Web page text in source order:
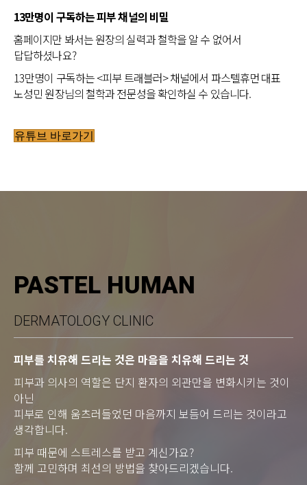
13만명이 구독하는 피부 채널의 비밀
홈페이지만 봐서는 원장의 실력과 철학을 알 수 없어서
답답하셨나요?
13만명이 구독하는 <피부 트래블러> 채널에서 파스텔휴먼 대표
노성민 원장님의 철학과 전문성을 확인하실 수 있습니다.
유튜브 바로가기
PASTEL HUMAN
DERMATOLOGY CLINIC
피부를 치유해 드리는 것은 마음을 치유해 드리는 것
피부과 의사의 역할은 단지 환자의 외관만을 변화시키는 것이
아닌
피부로 인해 움츠러들었던 마음까지 보듬어 드리는 것이라고
생각합니다.
피부 때문에 스트레스를 받고 계신가요?
함께 고민하며 최선의 방법을 찾아드리겠습니다.